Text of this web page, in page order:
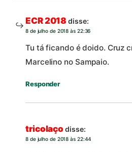
ECR 2018 disse:
8 de julho de 2018 às 22:36
Tu tá ficando é doido. Cruz
Marcelino no Sampaio.
Responder
tricolaço disse:
8 de julho de 2018 às 22:44